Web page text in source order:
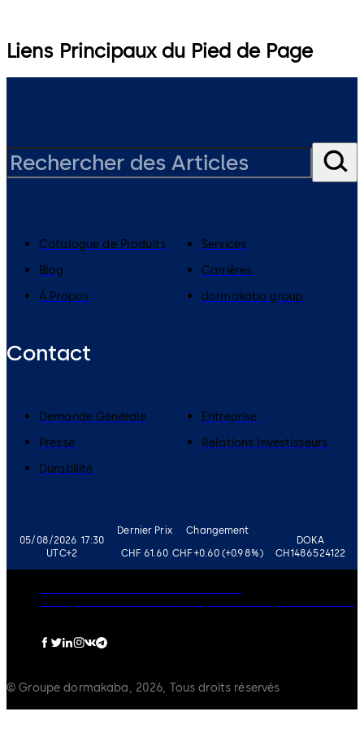
Liens Principaux du Pied de Page
05/08/2026 17:30
UTC+2
Dernier Prix
CHF 61.60
Changement
CHF +0.60 (+0.98%)
DOKA
CH1486524122
Catalogue de Produits
Services
Blog
Carrières
À Propos
dormakaba group
Contact
Demande Générale
Entreprise
Presse
Relations Investisseurs
Durabilité
© Groupe dormakaba, 2026, Tous droits réservés